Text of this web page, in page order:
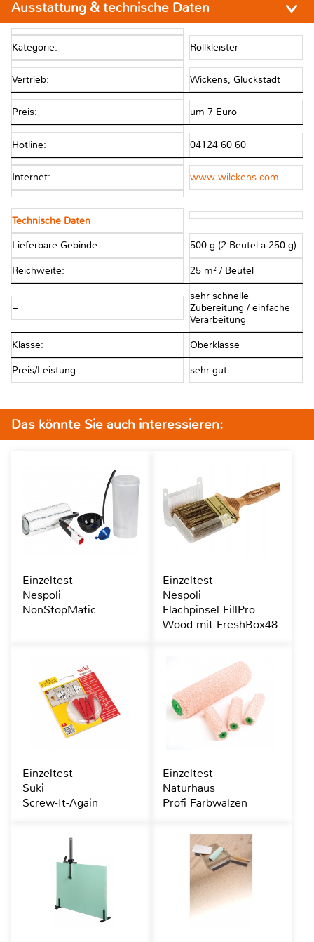
Ausstattung & technische Daten
Kategorie: Rollkleister
Vertrieb: Wickens, Glückstadt
Preis: um 7 Euro
Hotline: 04124 60 60
Internet: www.wilckens.com
Technische Daten
Lieferbare Gebinde: 500 g (2 Beutel a 250 g)
Reichweite: 25 m² / Beutel
+
sehr schnelle
Zubereitung / einfache
Verarbeitung
Klasse: Oberklasse
Preis/Leistung: sehr gut
Das könnte Sie auch interessieren:
Einzeltest
Nespoli
NonStopMatic
Einzeltest
Nespoli
Flachpinsel FillPro
Wood mit FreshBox48
Einzeltest
Suki
Screw-It-Again
Einzeltest
Naturhaus
Profi Farbwalzen